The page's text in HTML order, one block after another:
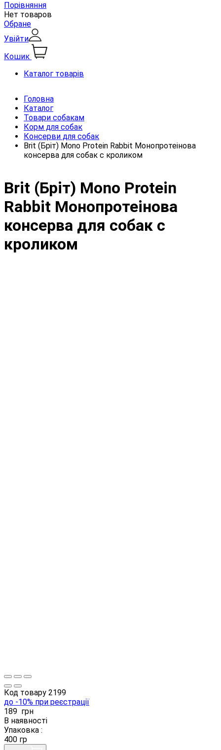
Порівняння
Нет товаров
Обране
Увійти
Кошик
Каталог товарів
Головна
Каталог
Товари собакам
Корм для собак
Консерви для собак
Brit (Бріт) Mono Protein Rabbit Монопротеінова
консерва для собак c кроликом
Brit (Бріт) Mono Protein
Rabbit Монопротеінова
консерва для собак c
кроликом
Код товару 2199
до -10% при реєстрації
189 грн
В наявності
Упаковка :
400 гр